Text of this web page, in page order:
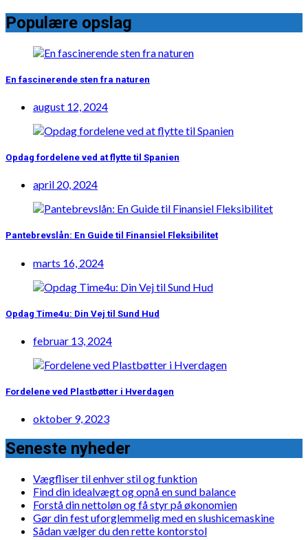
Populære opslag
En fascinerende sten fra naturen
august 12, 2024
Opdag fordelene ved at flytte til Spanien
april 20, 2024
Pantebrevslån: En Guide til Finansiel Fleksibilitet
marts 16, 2024
Opdag Time4u: Din Vej til Sund Hud
februar 13, 2024
Fordelene ved Plastbøtter i Hverdagen
oktober 9, 2023
Seneste nyheder
Vægfliser til enhver stil og funktion
Find din idealvægt og opnå en sund balance
Forstå din nettoløn og få styr på økonomien
Gør din fest uforglemmelig med en slushicemaskine
Sådan vælger du den rette kontorstol